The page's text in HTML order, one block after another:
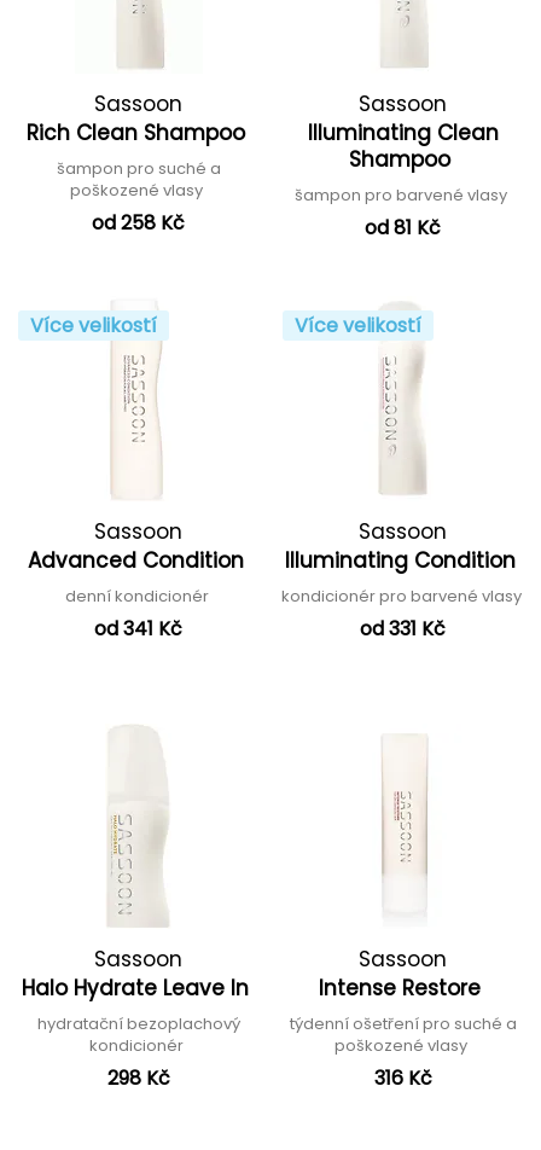
Sassoon
Rich Clean Shampoo
šampon pro suché a
poškozené vlasy
od 258 Kč
Sassoon
Illuminating Clean
Shampoo
šampon pro barvené vlasy
od 81 Kč
Více velikostí
Sassoon
Advanced Condition
denní kondicionér
od 341 Kč
Více velikostí
Sassoon
Illuminating Condition
kondicionér pro barvené vlasy
od 331 Kč
Sassoon
Halo Hydrate Leave In
hydratační bezoplachový
kondicionér
298 Kč
Sassoon
Intense Restore
týdenní ošetření pro suché a
poškozené vlasy
316 Kč